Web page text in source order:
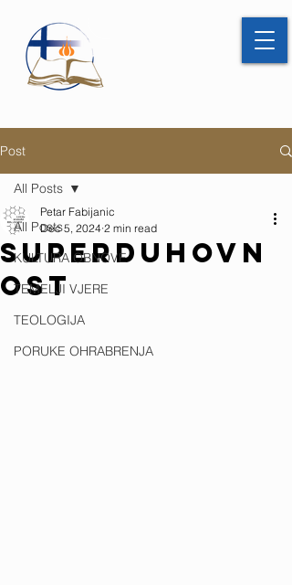
Post
All Posts
KULTURA OBNOVE
TEMELJI VJERE
TEOLOGIJA
PORUKE OHRABRENJA
All Posts
SUPERDUHOVN
OST
Petar Fabijanic
Dec 5, 2024 2 min read